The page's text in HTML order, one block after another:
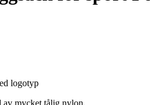
logotyp
av mycket tålig nylon.